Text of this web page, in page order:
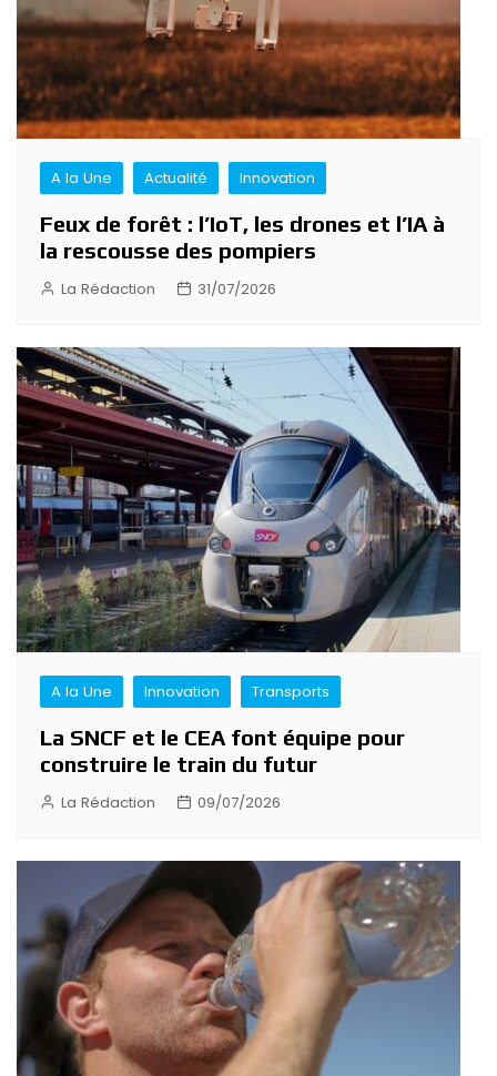
A la Une Actualité Innovation
Feux de forêt : l’IoT, les drones et l’IA à
la rescousse des pompiers
La Rédaction 31/07/2026
A la Une Innovation Transports
La SNCF et le CEA font équipe pour
construire le train du futur
La Rédaction 09/07/2026